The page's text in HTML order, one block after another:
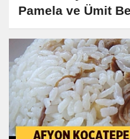
Pamela ve Ümit